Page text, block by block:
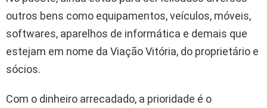
outros bens como equipamentos, veículos, móveis,
softwares, aparelhos de informática e demais que
estejam em nome da Viação Vitória, do proprietário e
sócios.
Com o dinheiro arrecadado, a prioridade é o